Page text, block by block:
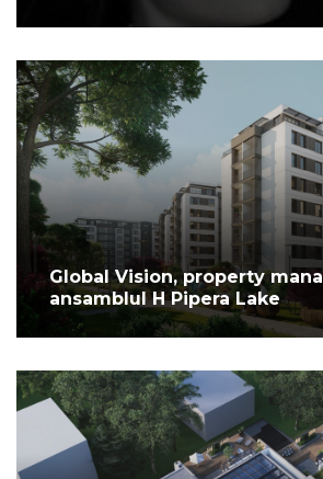
Global Vision, property
ansamblul H Pipera Lake